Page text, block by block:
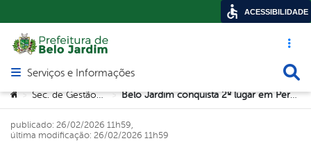
Acesso
Abrir menu principal de navegação
Serviços e Informações
Você está aqui:
> Sec. de Gestão Pública > Belo Jardim conquista 2º lugar em Pernambuco no Ranking de Inserção Econômica do CLP
publicado: 26/02/2026 11h59,
última modificação: 26/02/2026 11h59
ACESSIBILIDADE